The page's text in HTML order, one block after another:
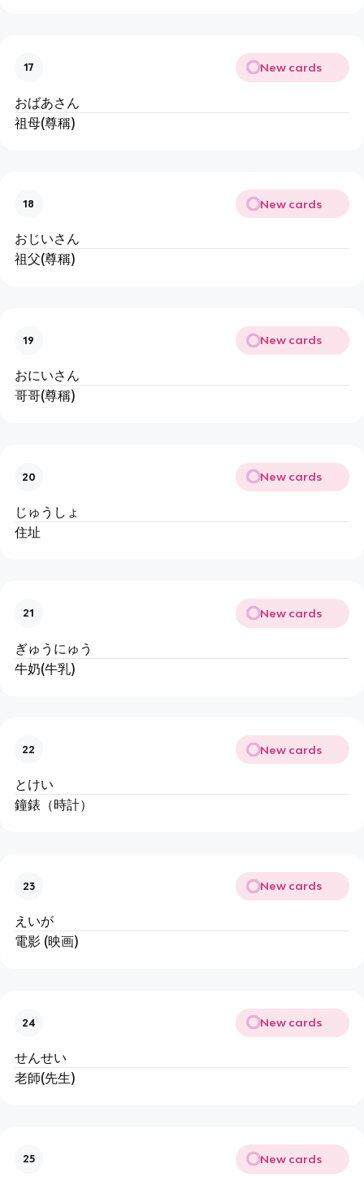
17 New cards
おばあさん
祖母(尊稱)
18 New cards
おじいさん
祖父(尊稱)
19 New cards
おにいさん
哥哥(尊稱)
20 New cards
じゅうしょ
住址
21 New cards
ぎゅうにゅう
牛奶(牛乳)
22 New cards
とけい
鐘錶（時計）
23 New cards
えいが
電影 (映画)
24 New cards
せんせい
老師(先生)
25 New cards